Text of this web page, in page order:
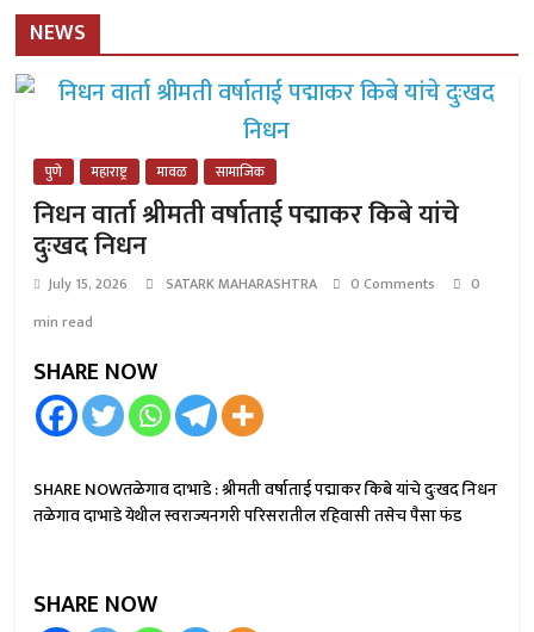
NEWS
पुणे महाराष्ट्र मावळ सामाजिक
निधन वार्ता श्रीमती वर्षाताई पद्माकर किबे यांचे
दुःखद निधन
July 15, 2026 SATARK MAHARASHTRA 0 Comments
0
min read
SHARE NOW
SHARE NOWतळेगाव दाभाडे : श्रीमती वर्षाताई पद्माकर किबे यांचे दुःखद निधन
तळेगाव दाभाडे येथील स्वराज्यनगरी परिसरातील रहिवासी तसेच पैसा फंड
SHARE NOW